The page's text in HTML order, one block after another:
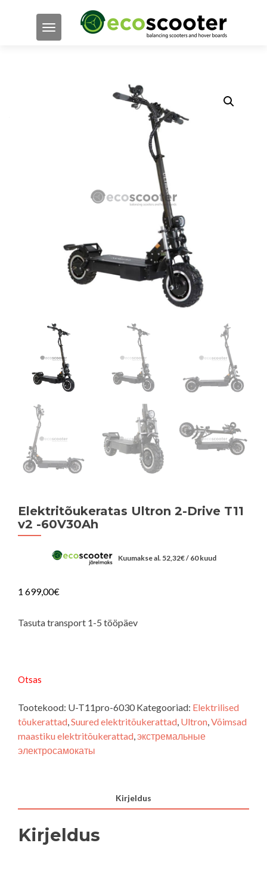
TOGGLE NAVIGATION
Elektritõukeratas Ultron 2-Drive T11
v2 -60V30Ah
Kuumakse al. 52,32€/ 60 kuud
1 699,00€
Tasuta transport 1-5 tööpäev
Otsas
Tootekood: U-T11pro-6030 Kategooriad: Elektrilised
tõukerattad Suured elektritõukerattad Ultron Võimsad
maastiku elektritõukerattad экстремальные
электросамокаты
Kirjeldus
Kirjeldus